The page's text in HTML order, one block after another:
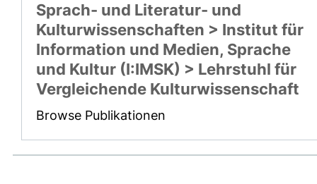
Sprach- und Literatur- und
Kulturwissenschaften > Institut für
Information und Medien, Sprache
und Kultur (I:IMSK) > Lehrstuhl für
Vergleichende Kulturwissenschaft
Browse Publikationen